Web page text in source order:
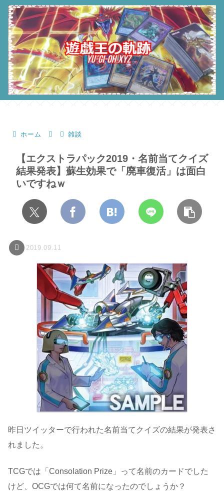
ホーム 雑談
【エクストラパック2019・名前当てクイズ
結果発表】蘇生効果で「廃車復活」は面白
いですねｗ
2019.09.11
昨日ツイッターで行われた名前当てクイズの結果が発表さ
れました。
TCGでは「Consolation Prize」って名前のカードでした
けど、OCGでは何て名前になったのでしょうか？